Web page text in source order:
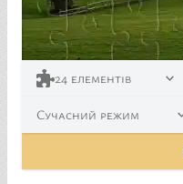
24 елементів
Сучасний режим